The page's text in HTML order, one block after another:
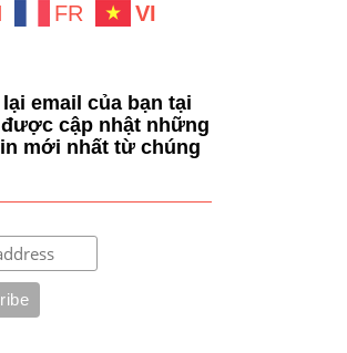
FR VI
lại email của bạn tại
cập nhật những
mới nhất từ chúng